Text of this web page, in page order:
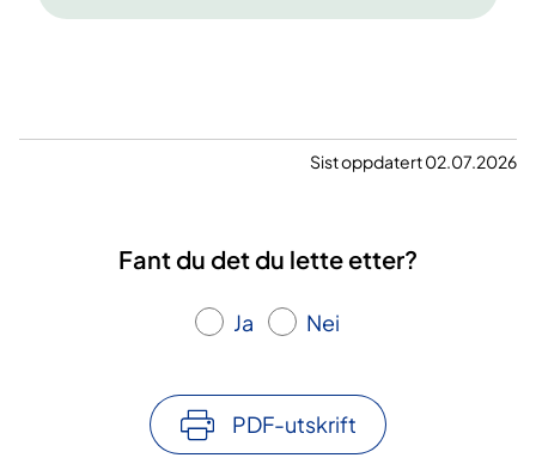
Sist oppdatert 02.07.2026
Fant du det du lette etter?
Ja Nei
PDF-utskrift